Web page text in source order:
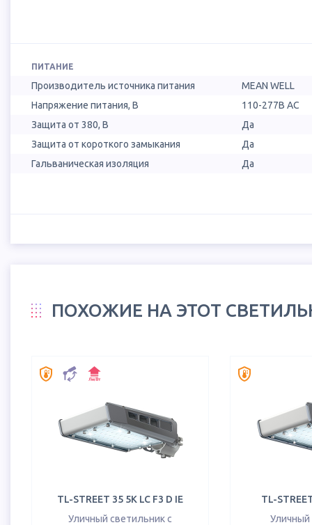
ПИТАНИЕ
Производитель источника питания
MEAN WELL
Напряжение питания, В
110-277В AC
Защита от 380, В
Да
Защита от короткого замыкания
Да
Гальваническая изоляция
Да
ПОХОЖИЕ НА ЭТОТ
TL-STREET 35 5K LC F3 D IE
Уличный светильник с
TL-
Уличный